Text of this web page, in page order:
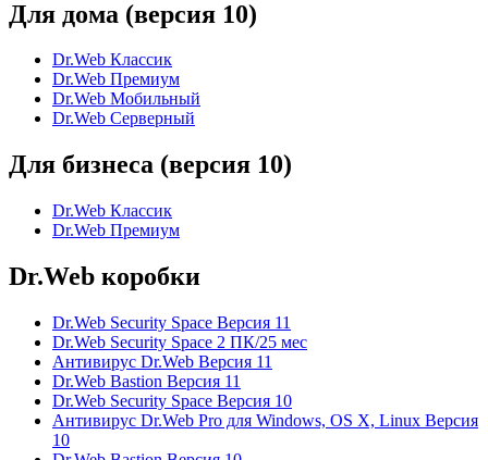
Для дома (версия 10)
Dr.Web Классик
Dr.Web Премиум
Dr.Web Мобильный
Dr.Web Серверный
Для бизнеса (версия 10)
Dr.Web Классик
Dr.Web Премиум
Dr.Web коробки
Dr.Web Security Space Версия 11
Dr.Web Security Space 2 ПК/25 мес
Антивирус Dr.Web Версия 11
Dr.Web Bastion Версия 11
Dr.Web Security Space Версия 10
Антивирус Dr.Web Pro для Windows, OS X, Linux Версия
10